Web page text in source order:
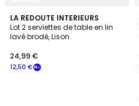
LA REDOUTE INTERIEURS
Lot 2 serviettes de table en lin
lavé brodé, Lison
12,50 €
24,99 €